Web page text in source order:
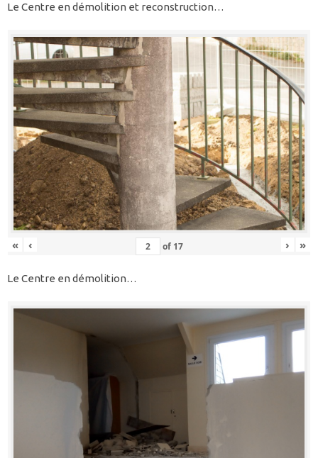
Le Centre en démolition et reconstruction…
« ‹ of 17 › »
Le Centre en démolition…